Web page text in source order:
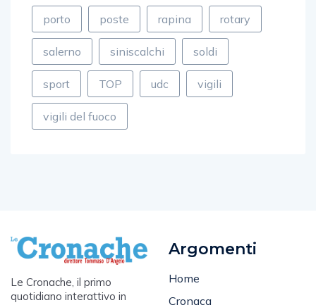
porto poste rapina rotary
salerno siniscalchi soldi
sport TOP udc vigili
vigili del fuoco
Le Cronache, il primo
quotidiano interattivo in
Argomenti
Home
Cronaca